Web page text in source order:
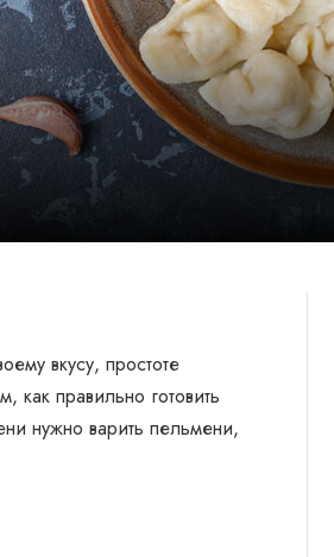
вкусу, простоте
как правильно готовить
нужно варить пельмени,